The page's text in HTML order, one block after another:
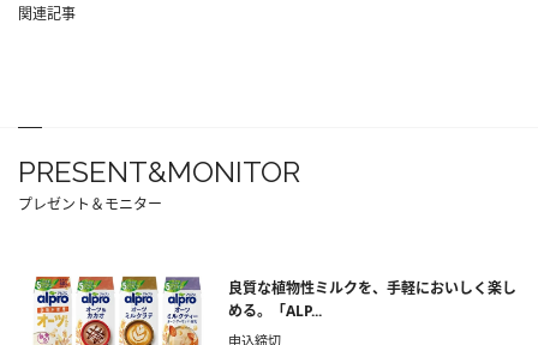
関連記事
PRESENT&MONITOR
プレゼント＆モニター
良質な植物性ミルクを、手軽においしく楽し
める。「ALP...
申込締切